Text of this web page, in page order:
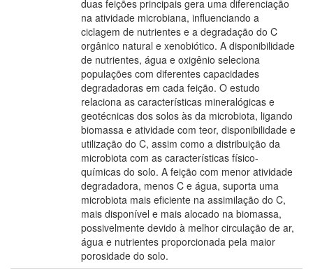
duas feições principais gera uma diferenciação
na atividade microbiana, influenciando a
ciclagem de nutrientes e a degradação do C
orgânico natural e xenobiótico. A disponibilidade
de nutrientes, água e oxigênio seleciona
populações com diferentes capacidades
degradadoras em cada feição. O estudo
relaciona as características mineralógicas e
geotécnicas dos solos às da microbiota, ligando
biomassa e atividade com teor, disponibilidade e
utilização do C, assim como a distribuição da
microbiota com as características físico-
químicas do solo. A feição com menor atividade
degradadora, menos C e água, suporta uma
microbiota mais eficiente na assimilação do C,
mais disponível e mais alocado na biomassa,
possivelmente devido à melhor circulação de ar,
água e nutrientes proporcionada pela maior
porosidade do solo.